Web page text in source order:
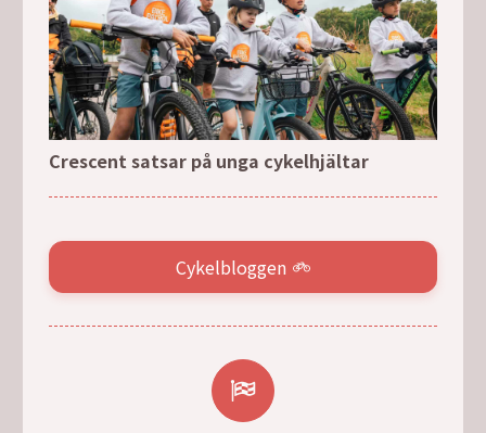
Crescent satsar på unga cykelhjältar
Cykelbloggen